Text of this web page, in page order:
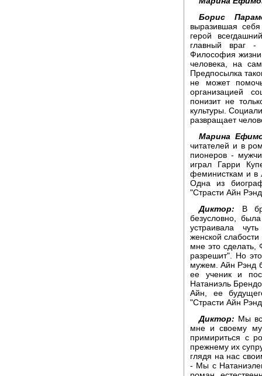
Борис
выразившая
герой
главный враг -
Философия
человека, на
Предпосылка
не может
организацией
понизит не
культуры.
развращает
Марина
читателей и в
пионеров -
играл Гарри
феминисткам и в
Одна из
"Страсти Айн
Диктор: В
безусловно,
устраивала
женской
мне это сделать,
разрешит". Но
мужем. Айн Рэнд
ее ученик и
Натаниэль
Айн, ее
"Страсти Айн
Диктор: Мы
мне и своему
примириться с
прежнему их
глядя на нас
- Мы с